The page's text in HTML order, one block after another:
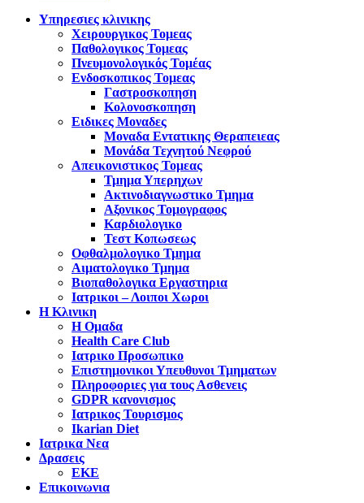
Υπηρεσιες κλινικης
Χειρουργικος Τομεας
Παθολογικος Τομεας
Πνευμονολογικός Τομέας
Ενδοσκοπικος Τομεας
Γαστροσκοπηση
Κολονοσκοπηση
Ειδικες Μοναδες
Μοναδα Εντατικης Θεραπειεας
Μονάδα Τεχνητού Νεφρού
Απεικονιστικος Τομεας
Τμημα Υπερηχων
Ακτινοδιαγνωστικο Τμημα
Αξονικος Τομογραφος
Καρδιολογικο
Τεστ Κοπωσεως
Οφθαλμολογικο Τμημα
Αιματολογικο Τμημα
Βιοπαθολογικα Εργαστηρια
Ιατρικοι – Λοιποι Χωροι
Η Κλινικη
Η Ομαδα
Health Care Club
Ιατρικο Προσωπικο
Επιστημονικοι Υπευθυνοι Τμηματων
Πληροφοριες για τους Ασθενεις
GDPR κανονισμος
Ιατρικος Τουρισμος
Ikarian Diet
Ιατρικα Νεα
Δρασεις
ΕΚΕ
Επικοινωνια